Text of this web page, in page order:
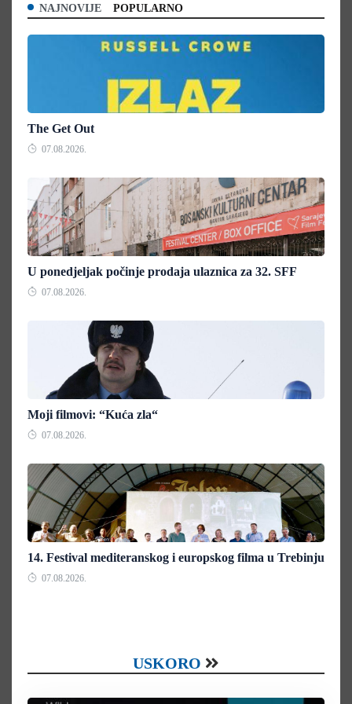
NAJNOVIJE POPULARNO
The Get Out
07.08.2026.
U ponedjeljak počinje prodaja ulaznica za 32. SFF
07.08.2026.
Moji filmovi: “Kuća zla“
07.08.2026.
14. Festival mediteranskog i europskog filma u Trebinju
07.08.2026.
USKORO